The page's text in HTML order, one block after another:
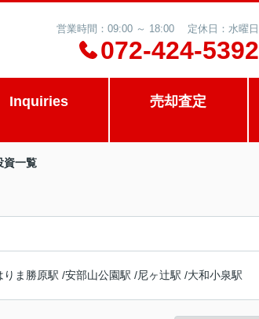
営業時間：09:00 ～ 18:00 定休日：水曜日
072-424-5392
Inquiries 売却査定
資一覧
りま勝原駅 /安部山公園駅 /尼ヶ辻駅 /大和小泉駅